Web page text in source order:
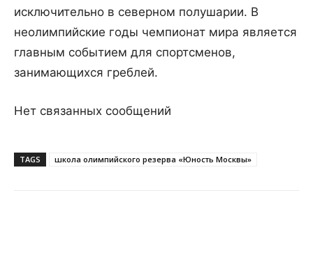
исключительно в северном полушарии. В
неолимпийские годы чемпионат мира является
главным событием для спортсменов,
занимающихся греблей.
Нет связанных сообщений
TAGS школа олимпийского резерва «Юность Москвы»